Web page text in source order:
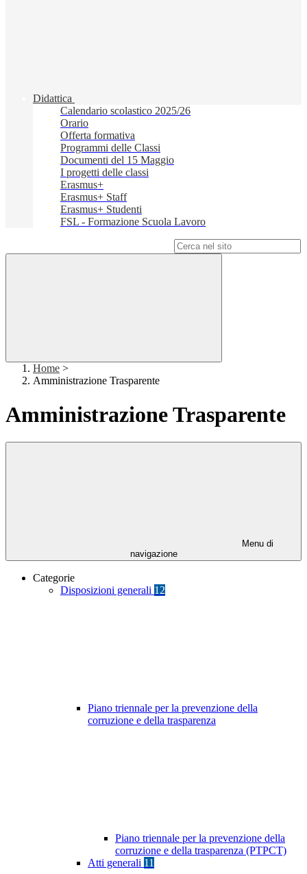
Didattica
Calendario scolastico 2025/26
Orario
Offerta formativa
Programmi delle Classi
Documenti del 15 Maggio
I progetti delle classi
Erasmus+
Erasmus+ Staff
Erasmus+ Studenti
FSL - Formazione Scuola Lavoro
Home >
Amministrazione Trasparente
Amministrazione Trasparente
Menu di
navigazione
Categorie
Disposizioni generali 12
Piano triennale per la prevenzione della
corruzione e della trasparenza
Piano triennale per la prevenzione della
corruzione e della trasparenza (PTPCT)
Atti generali 11